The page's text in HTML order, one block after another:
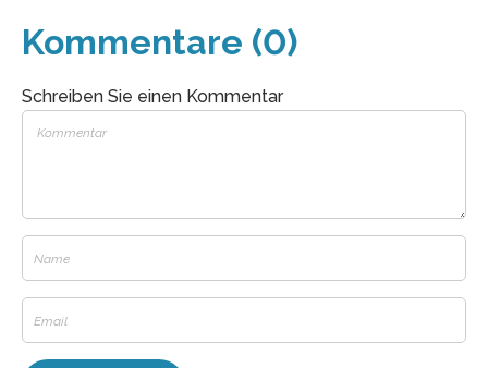
Kommentare (0)
Schreiben Sie einen Kommentar